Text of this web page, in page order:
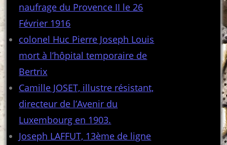
naufrage du Provence II le 26
Février 1916
colonel Huc Pierre Joseph Louis
mort à l’hôpital temporaire de
Bertrix
Camille JOSET, illustre résistant,
directeur de l’Avenir du
Luxembourg en 1903.
Joseph LAFFUT, 13ème de ligne